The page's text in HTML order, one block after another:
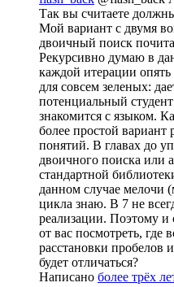
Так вы считаете
Мой вариант с двумя
двоичный поиск
Рекурсивно думаю в
каждой итерации
для совсем зеленых:
потенциальный
знакомится с языком.
более простой
понятий. В главах до
двоичного поиска или
стандартной
данном случае мелочи
цикла знаю. В 7 не
реализации. Поэтому
от вас посмотреть, где
расстановки пробелов
будет отличаться?
Написано более трёх